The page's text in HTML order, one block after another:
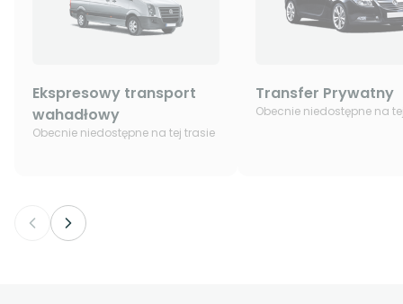
Ekspresowy transport
wahadłowy
Obecnie niedostępne na tej trasie
Transfer Prywatny
Obecnie niedostępne na